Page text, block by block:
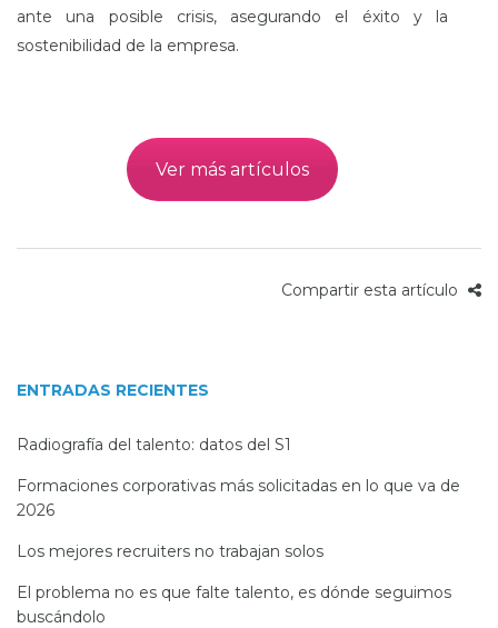
ante una posible crisis, asegurando el éxito y la
sostenibilidad de la empresa.
Ver más artículos
Compartir esta artículo
ENTRADAS RECIENTES
Radiografía del talento: datos del S1
Formaciones corporativas más solicitadas en lo que va de
2026
Los mejores recruiters no trabajan solos
El problema no es que falte talento, es dónde seguimos
buscándolo